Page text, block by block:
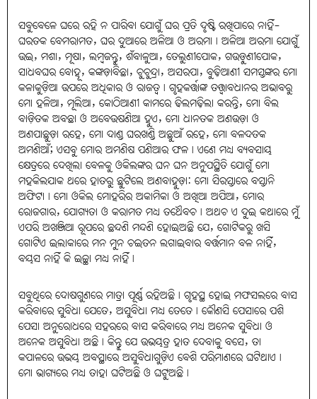
ସବୁବେଳେ ଘରେ ରହି ନ ପାରିବା ଯୋଗୁଁ ଘର ପ୍ରତି ଦୃଷ୍ଟି ରଖିପାରେ ନାହିଁ-
ଘରତକ ବେମରାମତ, ଘର ଦୁଆରେ ଅଳିଆ ଓ ଅରମା। ଅଳିଆ ଅରମା ଯୋଗୁଁ
ଉଇ, ମଶା, ମୂଷା, ଲମ୍ବଜନ୍ତୁ, ଶଁବାଳୁଆ, ତେଲୁଣୀପୋକ, ଗଉଡ଼ୁଣୀପୋକ,
ସାଧବଘର ବୋହୂ, କଙ୍କଡ଼ାବିଛା, ଚୁଚୁନ୍ଦ୍ରା, ଅସରପା, ବୁଢ଼ିଆଣୀ ସମସ୍ତଙ୍କର ମୋ
କଳାକୁଡ଼ିଆ ଉପରେ ଅଧିକାର ଓ ରାଜତ୍ୱ। ଗୃହକର୍ତ୍ତାଙ୍କ ତତ୍ତ୍ୱାବଧାନର ଅଭାବରୁ
ମୋ ହଳିଆ, ମୂଲିଆ, କୋଠିଆଣୀ କାମରେ ଢିଲମଢ଼ିଲା କରନ୍ତି, ମୋ ବିଲ
ବାଡ଼ିତକ ଅବଛା ଓ ଅବେଉଷଣିଆ ହୁଏ, ମୋ ଧାନତକ ଅଣଉଡ଼ା ଓ
ଅଣପାଛୁଡ଼ା ରହେ, ମୋ ଦାଣ୍ଡ ଘରଖଣ୍ଡି ଅଛୁଆଁ ରହେ, ମୋ ବଳଦତକ
ଅମଣିଆଁ; ଏସବୁ ମୋର ଅମଣିଷ ପଣିଆର ଫଳ। ଏଣେ ମଧ୍ୟ ବ୍ୟବସାୟ
କ୍ଷେତ୍ରରେ ଦେଖିଲା ବେଳକୁ ଓକିଲଙ୍କର ଘନ ଘନ ଅନୁପସ୍ଥିତି ଯୋଗୁଁ ମୋ
ମହକିଲଯାକ ଥରେ ହାତରୁ ଛୁଟିଲେ ଅଣବାହୁଡ଼ା: ମୋ ସିରସ୍ତାରେ ବସ୍ତାନି
ଅଫିଟା। ମୋ ଓକିଲ ମୋହରିର ଅକାମିକା ଓ ଅଖିଆ ଅପିଆ, ମୋର
ରୋଜଗାର, ଯୋଗ୍ୟତା ଓ କରାମତ ମଧ୍ୟ ତଥୈବଚ। ଅଥଚ ଏ ଦୁଇ କଥାରେ ମୁଁ
ଏପରି ଅଖଞ୍ଜିଆ ରୂପରେ ଛନ୍ଦଣି ମନ୍ଦଣି ହୋଇଅଛି ଯେ, ଗୋଟିକରୁ ଖସି
ଗୋଟିଏ ଇଲାକାରେ ମନ ମୁନ ଚଇତନ ଲଗାଇବାର ବର୍ତ୍ତମାନ ବଳ ନାହିଁ,
ବୟସ ନାହିଁ କି ଇଚ୍ଛା ମଧ୍ୟ ନାହିଁ।
ସବୁଥିରେ ଦୋଷଗୁଣରେ ମାତ୍ରା ପୂର୍ଣ୍ଣ ରହିଅଛି। ଗୃହସ୍ଥ ହୋଇ ମଫସଲରେ ବାସ
କରିବାରେ ସୁବିଧା ଯେତେ, ଅସୁବିଧା ମଧ୍ୟ ତେତେ। କୌଣସି ପେସାରେ ପଶି
ପେସା ଅନୁରୋଧରେ ସହରରେ ବାସ କରିବାରେ ମଧ୍ୟ ଅନେକ ସୁବିଧା ଓ
ଅନେକ ଅସୁବିଧା ଅଛି। କିନ୍ତୁ ଯେ ଉଭୟତ୍ର ହାତ ଦେବାକୁ ବସେ, ତା
କପାଳରେ ଉଭୟ ଅବସ୍ଥାରେ ଅସୁବିଧାଗୁଡ଼ିଏ ବେଶି ପରିମାଣରେ ଘଟିଥାଏ।
ମୋ ଭାଗ୍ୟରେ ମଧ୍ୟ ତାହା ଘଟିଅଛି ଓ ଘଟୁଅଛି।